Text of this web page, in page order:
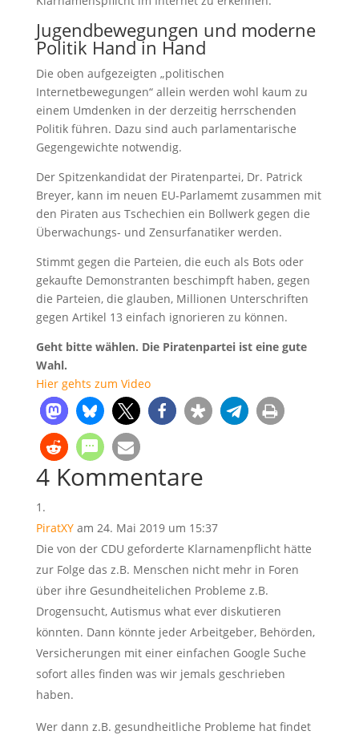
Jugendbewegungen und moderne
Politik Hand in Hand
Die oben aufgezeigten „politischen
Internetbewegungen“ allein werden wohl kaum zu
einem Umdenken in der derzeitig herrschenden
Politik führen. Dazu sind auch parlamentarische
Gegengewichte notwendig.
Der Spitzenkandidat der Piratenpartei, Dr. Patrick
Breyer, kann im neuen EU-Parlamemt zusammen mit
den Piraten aus Tschechien ein Bollwerk gegen die
Überwachungs- und Zensurfanatiker werden.
Stimmt gegen die Parteien, die euch als Bots oder
gekaufte Demonstranten beschimpft haben, gegen
die Parteien, die glauben, Millionen Unterschriften
gegen Artikel 13 einfach ignorieren zu können.
Geht bitte wählen. Die Piratenpartei ist eine gute
Wahl.
Hier gehts zum Video
4 Kommentare
PiratXY am 24. Mai 2019 um 15:37
Die von der CDU geforderte Klarnamenpflicht hätte
zur Folge das z.B. Menschen nicht mehr in Foren
über ihre Gesundheitelichen Probleme z.B.
Drogensucht, Autismus what ever diskutieren
könnten. Dann könnte jeder Arbeitgeber, Behörden,
Versicherungen mit einer einfachen Google Suche
sofort alles finden was wir jemals geschrieben
haben.
Wer dann z.B. gesundheitliche Probleme hat findet